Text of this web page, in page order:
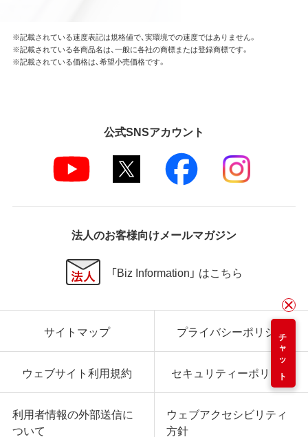
チャット
※記載されている速度表記は規格値で、実環境での速度ではありません。
※記載されている各商品名は、一般に各社の商標または登録商標です。
※記載されている価格は、希望小売価格です。
公式SNSアカウント
法人のお客様向けメールマガジン
「Biz Information」 はこちら
サイトマップ プライバシーポリシー
ウェブサイト利用規約 セキュリティーポリシー
利用者情報の外部送信に
ついて
ウェブアクセシビリティ
方針